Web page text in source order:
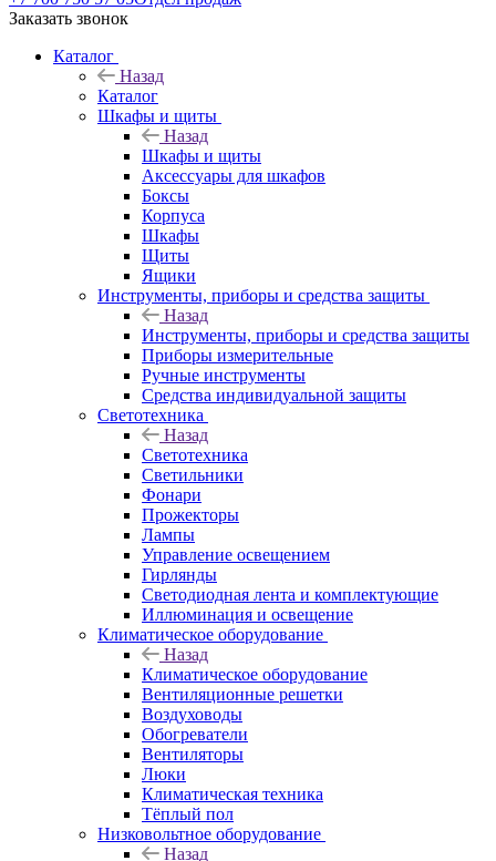
Заказать звонок
Каталог
Назад
Каталог
Шкафы и щиты
Назад
Шкафы и щиты
Аксессуары для шкафов
Боксы
Корпуса
Шкафы
Щиты
Ящики
Инструменты, приборы и средства защиты
Назад
Инструменты, приборы и средства защиты
Приборы измерительные
Ручные инструменты
Средства индивидуальной защиты
Светотехника
Назад
Светотехника
Светильники
Фонари
Прожекторы
Лампы
Управление освещением
Гирлянды
Светодиодная лента и комплектующие
Иллюминация и освещение
Климатическое оборудование
Назад
Климатическое оборудование
Вентиляционные решетки
Воздуховоды
Обогреватели
Вентиляторы
Люки
Климатическая техника
Тёплый пол
Низковольтное оборудование
Назад